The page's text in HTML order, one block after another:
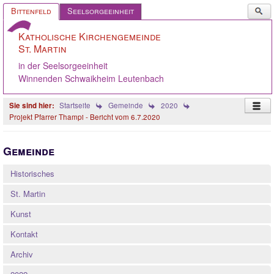
Bittenfeld Seelsorgeeinheit
...
Katholische Kirchengemeinde
St. Martin
in der Seelsorgeeinheit
Winnenden Schwaikheim Leutenbach
Startseite Gemeinde
2020
Projekt Pfarrer Thampi - Bericht vom 6.7.2020
Ökumene
Gelebter Glaube
Gemeinde
Historisches
St. Martin
Kunst
Kontakt
Archiv